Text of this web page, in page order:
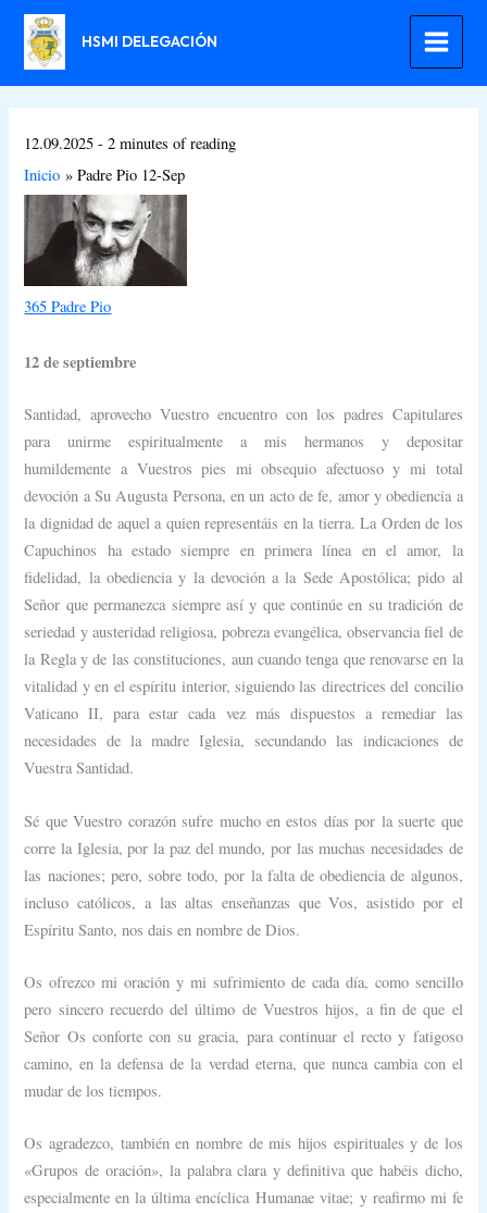
contenido
HSMI DELEGACIÓN
12.09.2025-2 minutes of reading
Inicio
Padre Pio 12-Sep
365 Padre Pio
12 de septiembre
Santidad, aprovecho Vuestro encuentro con los padres Capitulares
para unirme espiritualmente a mis hermanos y depositar
humildemente a Vuestros pies mi obsequio afectuoso y mi total
devoción a Su Augusta Persona, en un acto de fe, amor y obediencia a
la dignidad de aquel a quien representáis en la tierra. La Orden de los
Capuchinos ha estado siempre en primera línea en el amor, la
fidelidad, la obediencia y la devoción a la Sede Apostólica; pido al
Señor que permanezca siempre así y que continúe en su tradición de
seriedad y austeridad religiosa, pobreza evangélica, observancia fiel de
la Regla y de las constituciones, aun cuando tenga que renovarse en la
vitalidad y en el espíritu interior, siguiendo las directrices del concilio
Vaticano II, para estar cada vez más dispuestos a remediar las
necesidades de la madre Iglesia, secundando las indicaciones de
Vuestra Santidad.
Sé que Vuestro corazón sufre mucho en estos días por la suerte que
corre la Iglesia, por la paz del mundo, por las muchas necesidades de
las naciones; pero, sobre todo, por la falta de obediencia de algunos,
incluso católicos, a las altas enseñanzas que Vos, asistido por el
Espíritu Santo, nos dais en nombre de Dios.
Os ofrezco mi oración y mi sufrimiento de cada día, como sencillo
pero sincero recuerdo del último de Vuestros hijos, a fin de que el
Señor Os conforte con su gracia, para continuar el recto y fatigoso
camino, en la defensa de la verdad eterna, que nunca cambia con el
mudar de los tiempos.
Os agradezco, también en nombre de mis hijos espirituales y de los
«Grupos de oración», la palabra clara y definitiva que habéis dicho,
especialmente en la última encíclica Humanae vitae; y reafirmo mi fe